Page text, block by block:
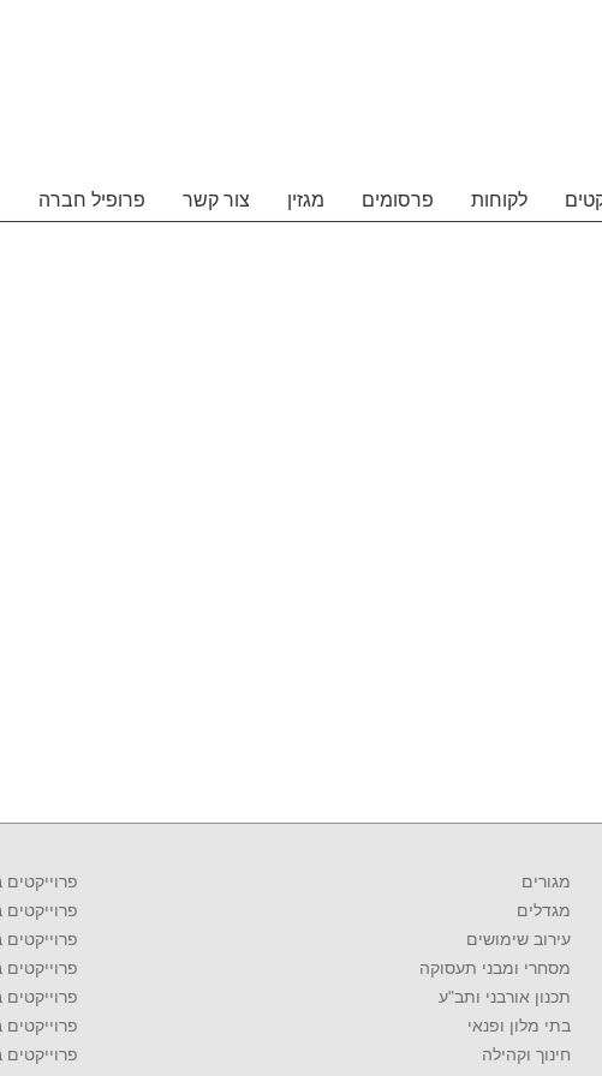
לקוחות פרסומים מגזין צור קשר פרופיל חברה
מגורים
מגדלים
עירוב שימושים
מסחרי ומבני תעסוקה
תכנון אורבני ותב"ע
בתי מלון ופנאי
חינוך וקהילה
פרוייקטים
פרוייקטים
פרוייקטים
פרוייקטים